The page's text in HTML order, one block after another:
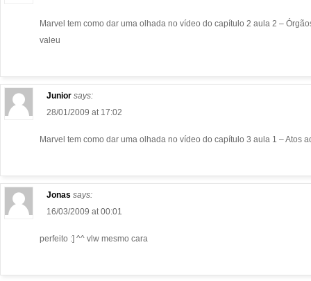
Marvel tem como dar uma olhada no vídeo do capítulo 2 aula 2 –
valeu
Junior says:
28/01/2009 at 17:02
Marvel tem como dar uma olhada no vídeo do capítulo 3 aula 1 –
Jonas says:
16/03/2009 at 00:01
perfeito :] ^^ vlw mesmo cara